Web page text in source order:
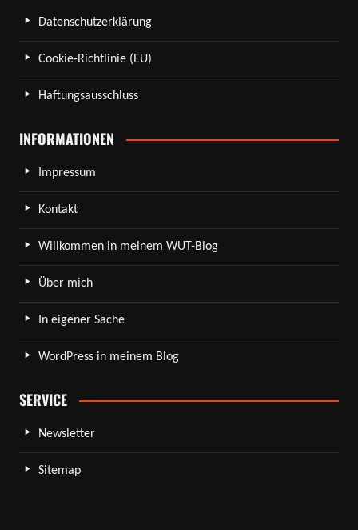
Datenschutzerklärung
Cookie-Richtlinie (EU)
Haftungsausschluss
INFORMATIONEN
Impressum
Kontakt
Willkommen in meinem WUT-Blog
Über mich
In eigener Sache
WordPress in meinem Blog
SERVICE
Newsletter
Sitemap